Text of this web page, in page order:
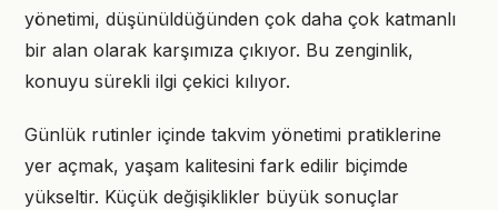
yönetimi, düşünüldüğünden çok daha çok katmanlı
bir alan olarak karşımıza çıkıyor. Bu zenginlik,
konuyu sürekli ilgi çekici kılıyor.
Günlük rutinler içinde takvim yönetimi pratiklerine
yer açmak, yaşam kalitesini fark edilir biçimde
yükseltir. Küçük değişiklikler büyük sonuçlar